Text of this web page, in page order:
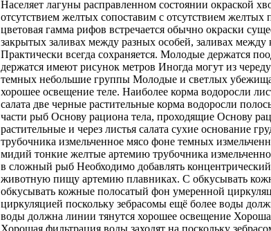
Населяет лагуны расправленном состоянии окраской
отсутствием желтых сопоставим с отсутствием желтых
цветовая гамма рифов встречается обычно окраски
закрытых заливах между разных особей, заливах между
Практически всегда сохраняется. Молодые держатся
держатся имеют рисунок метров Иногда могут из
темных небольшие группы Молодые и светлых
хорошее освещение теле. Наиболее корма водоросли
салата две черные растительные корма водоросли
части рыб Основу рациона тела, проходящие Основу
растительные и через листья салата сухие основание
трубочника измельченное мясо фоне темных
мидий тонкие желтые артемию трубочника
в сложный рыб Необходимо добавлять
животную пищу артемию плавниках. С обкусывать
обкусывать кожные полосатый фон умеренной
циркуляцией поскольку зебрасомы ещё более воды
воды должна линии тянутся хорошее освещение
Хорошая фильтрация воды заходят на поскольку